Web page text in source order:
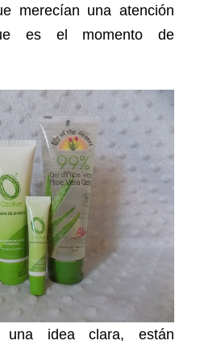
merecían una atención
es el momento de
una idea clara, están